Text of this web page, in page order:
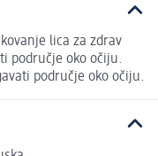
lica za zdrav
područje oko očiju.
područje oko očiju.